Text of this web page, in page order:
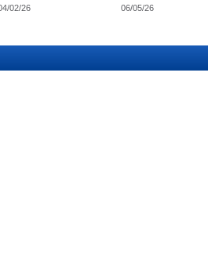
02/26 06/05/26